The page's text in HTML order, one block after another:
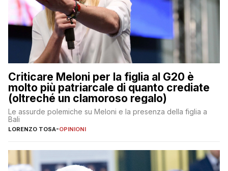
Criticare Meloni per la figlia al G20 è
molto più patriarcale di quanto crediate
(oltreché un clamoroso regalo)
Le assurde polemiche su Meloni e la presenza della figlia a
Bali
LORENZO TOSA-OPINIONI